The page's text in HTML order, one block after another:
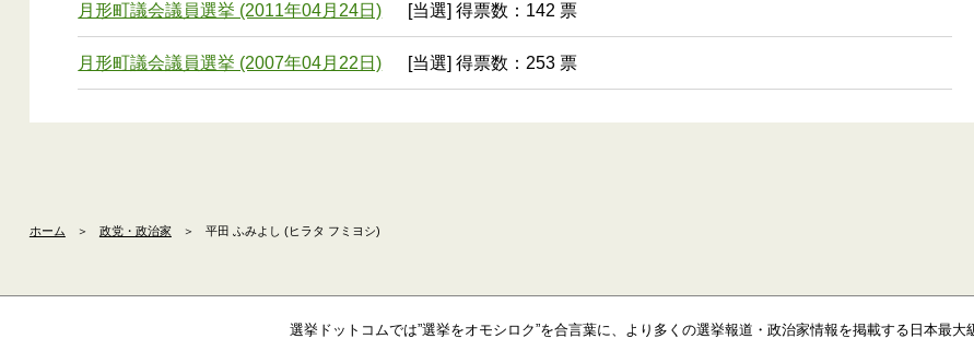
月形町議会議員選挙 (2011年04月24日) [当選] 得票数：142 票
月形町議会議員選挙 (2007年04月22日) [当選] 得票数：253 票
ホーム ＞ 政党・政治家 ＞ 平田 ふみよし (ヒラタ フミヨシ)
選挙ドットコムでは”選挙をオモシロク”を合言葉に、より多くの選挙報道・政治家情報を掲載する日本最